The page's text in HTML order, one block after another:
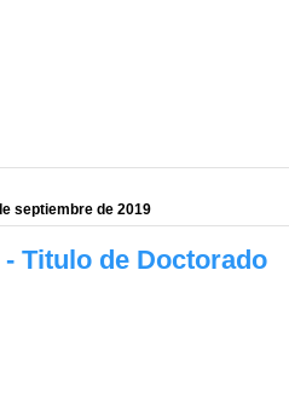
septiembre de 2019
- Titulo de Doctorado